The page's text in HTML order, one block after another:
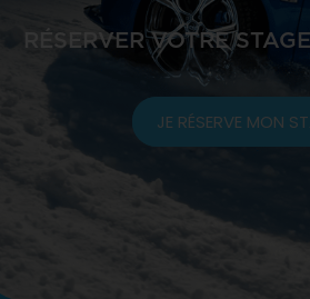
RÉSERVER VOTRE
JE RÉSERVE MON